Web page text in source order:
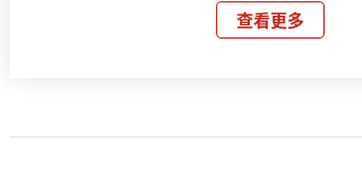
查看更多